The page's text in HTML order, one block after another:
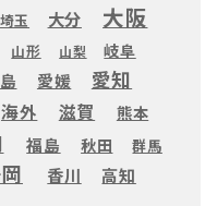
埼玉 大分 大阪
山形 山梨
岐阜
愛媛 愛知
海外 滋賀
熊本
福島 秋田 群馬
香川 高知